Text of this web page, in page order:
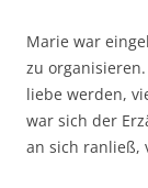
Marie war
zu
liebe werden,
war sich der
an sich ranließ,